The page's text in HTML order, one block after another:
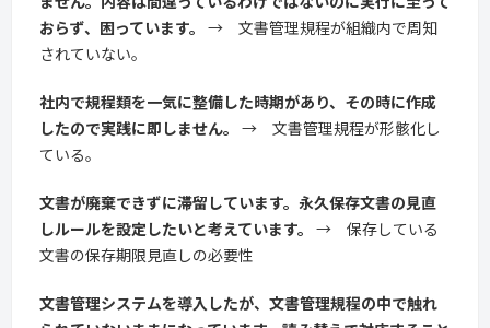
おらず、困っています。 → 文書管理規程が組織内で周知
されていない。
社内で規程類を一気に整備した時期があり、その時に作成
したので実践に即しません。 → 文書管理規程が形骸化し
ている。
文書が廃棄できずに滞留しています。永久保存文書の見直
しルールを設定したいと考えています。 → 保存している
文書の保存期限見直しの必要性
文書管理システムを導入したが、文書管理規程の中で触れ